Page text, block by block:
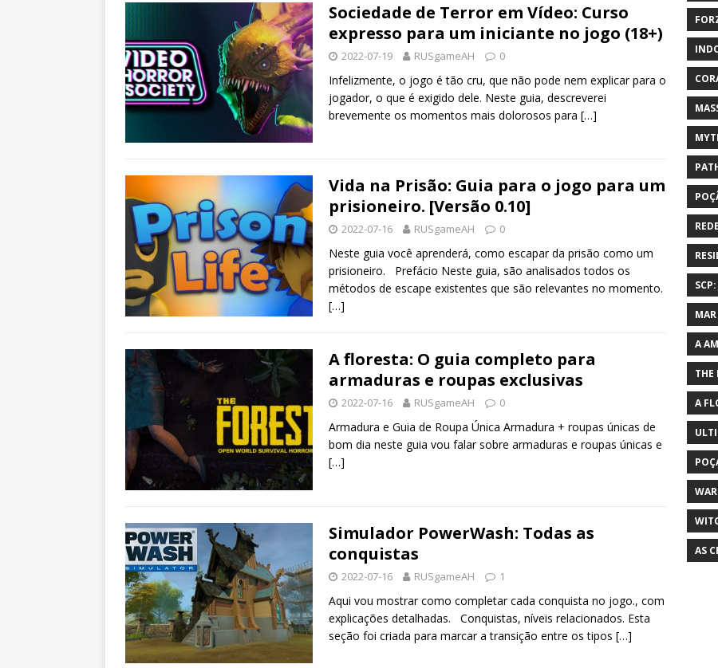
Sociedade de Terror em Vídeo: Curso
expresso para um iniciante no jogo (18+)
2022-07-19 RUSgameAH 0
Infelizmente, o jogo é tão cru, que não pode nem explicar para o
jogador, o que é exigido dele. Neste guia, descreverei
brevemente os momentos mais dolorosos para […]
Vida na Prisão: Guia para o jogo para um
prisioneiro. [Versão 0.10]
2022-07-16 RUSgameAH 0
Neste guia você aprenderá, como escapar da prisão como um
prisioneiro. Prefácio Neste guia, são analisados ​​todos os
métodos de escape existentes que são relevantes no momento.
[…]
A floresta: O guia completo para
armaduras e roupas exclusivas
2022-07-16 RUSgameAH 0
Armadura e Guia de Roupa Única Armadura + roupas únicas de
bom dia neste guia vou falar sobre armaduras e roupas únicas e
[…]
Simulador PowerWash: Todas as
conquistas
2022-07-16 RUSgameAH 1
Aqui vou mostrar como completar cada conquista no jogo., com
explicações detalhadas. Conquistas, níveis relacionados. Esta
seção foi criada para marcar a transição entre os tipos […]
A
THE
A
AS